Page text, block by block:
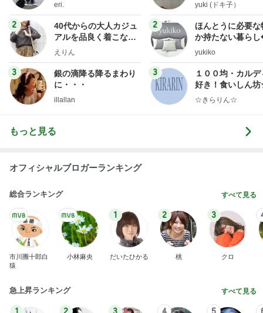
eri.
2
40代からの大人カジュ
アルを品良く着こなす
ファッションブログ
えりん
3
銀の滴降る降るまわり
に・・・
illallan
yuki (ドキ子）
2
ほんとうに必要な
か持たない暮ら
ep Life Simple◆
yukiko
3
１００均・カルデ
好き！食いしん
らりん☆のブログ
☆きらりん☆
もっと見る
オフィシャルブロガーランキング
総合ランキング すべて見る
市川團十郎白
猿
小林麻央
1
だいたひかる
2
桃
3
クロ
急上昇ランキング すべて見る
1 2 3 4 5